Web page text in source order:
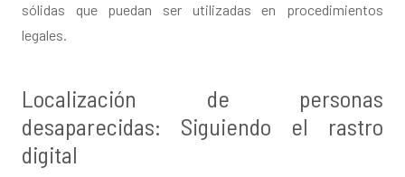
sólidas que puedan ser utilizadas en procedimientos
legales.
Localización de personas
desaparecidas: Siguiendo el rastro
digital